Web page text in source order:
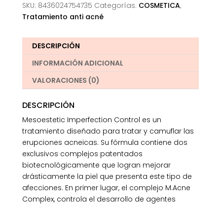
SKU: 8436024754735 Categorías: COSMETICA,
Tratamiento anti acné
DESCRIPCIÓN
INFORMACIÓN ADICIONAL
VALORACIONES (0)
DESCRIPCIÓN
Mesoestetic Imperfection Control es un
tratamiento diseñado para tratar y camuflar las
erupciones acneicas. Su fórmula contiene dos
exclusivos complejos patentados
biotecnológicamente que logran mejorar
drásticamente la piel que presenta este tipo de
afecciones. En primer lugar, el complejo M.Acne
Complex, controla el desarrollo de agentes